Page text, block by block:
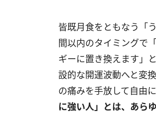
皆既月食をともなう「
間以内のタイミングで
ギーに置き換えます」
設的な開運波動へと変
の痛みを手放して自由
に強い人」とは、あら